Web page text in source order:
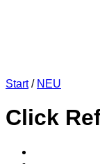
Start / NEU
Click